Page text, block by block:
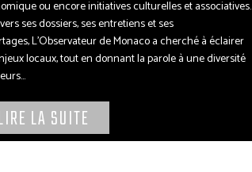
ou encore initiatives culturelles et associatives.
ses dossiers, ses entretiens et ses
L’Observateur de Monaco a cherché à éclairer
locaux, tout en donnant la parole à une diversité
LA SUITE